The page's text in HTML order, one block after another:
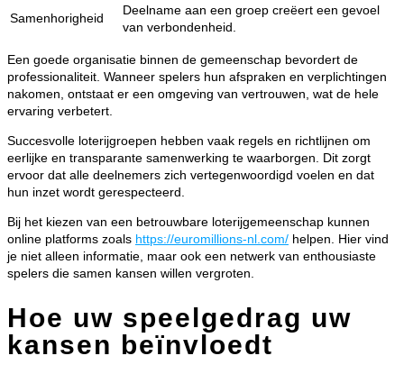
Samenhorigheid
Deelname aan een groep creëert een gevoel
van verbondenheid.
Een goede organisatie binnen de gemeenschap bevordert de
professionaliteit. Wanneer spelers hun afspraken en verplichtingen
nakomen, ontstaat er een omgeving van vertrouwen, wat de hele
ervaring verbetert.
Succesvolle loterijgroepen hebben vaak regels en richtlijnen om
eerlijke en transparante samenwerking te waarborgen. Dit zorgt
ervoor dat alle deelnemers zich vertegenwoordigd voelen en dat
hun inzet wordt gerespecteerd.
Bij het kiezen van een betrouwbare loterijgemeenschap kunnen
online platforms zoals https://euromillions-nl.com/ helpen. Hier vind
je niet alleen informatie, maar ook een netwerk van enthousiaste
spelers die samen kansen willen vergroten.
Hoe uw speelgedrag uw
kansen beïnvloedt